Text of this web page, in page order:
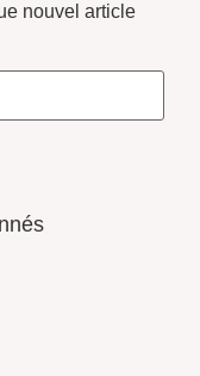
nouvel article